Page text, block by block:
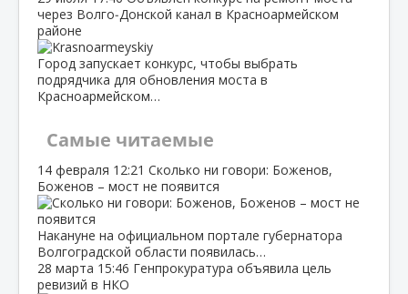
через Волго‑Донской канал в Красноармейском
районе
Город запускает конкурс, чтобы выбрать
подрядчика для обновления моста в
Красноармейском…
Самые читаемые
14 февраля 12:21 Сколько ни говори: Боженов,
Боженов – мост не появится
Накануне на официальном портале губернатора
Волгоградской области появилась…
28 марта 15:46 Генпрокуратура объявила цель
ревизий в НКО